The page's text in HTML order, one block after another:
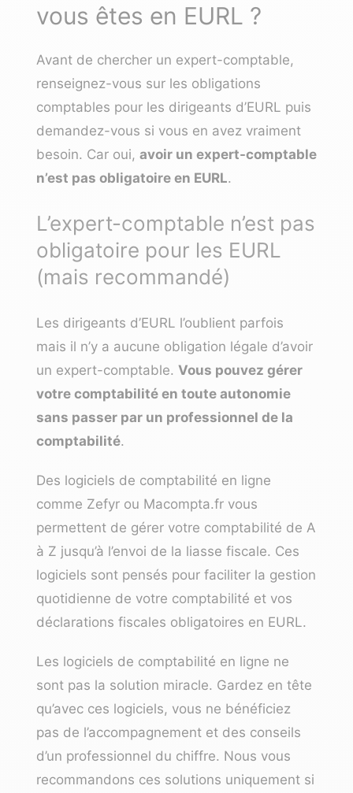
vous êtes en EURL ?
Avant de chercher un expert-comptable,
renseignez-vous sur les obligations
comptables pour les dirigeants d’EURL puis
demandez-vous si vous en avez vraiment
besoin. Car oui, avoir un expert-comptable
n’est pas obligatoire en EURL.
L’expert-comptable n’est pas
obligatoire pour les EURL
(mais recommandé)
Les dirigeants d’EURL l’oublient parfois
mais il n’y a aucune obligation légale d’avoir
un expert-comptable. Vous pouvez gérer
votre comptabilité en toute autonomie
sans passer par un professionnel de la
comptabilité.
Des logiciels de comptabilité en ligne
comme Zefyr ou Macompta.fr vous
permettent de gérer votre comptabilité de A
à Z jusqu’à l’envoi de la liasse fiscale. Ces
logiciels sont pensés pour faciliter la gestion
quotidienne de votre comptabilité et vos
déclarations fiscales obligatoires en EURL.
Les logiciels de comptabilité en ligne ne
sont pas la solution miracle. Gardez en tête
qu’avec ces logiciels, vous ne bénéficiez
pas de l’accompagnement et des conseils
d’un professionnel du chiffre. Nous vous
recommandons ces solutions uniquement si